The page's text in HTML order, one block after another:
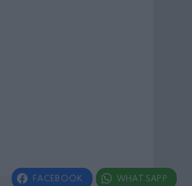
FACEBOOK WHATSAPP